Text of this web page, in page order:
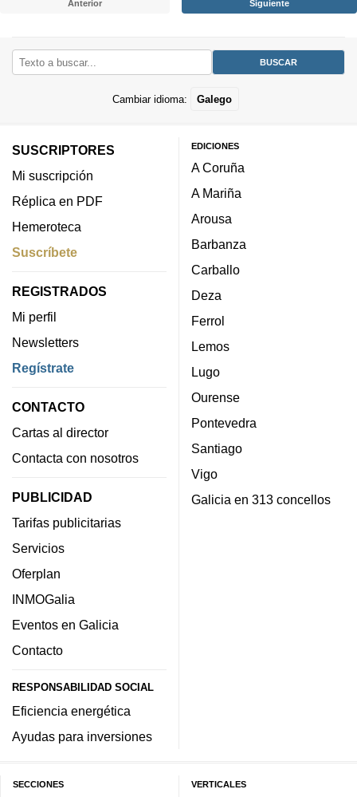
Anterior Siguiente
Cambiar idioma: Galego
SUSCRIPTORES
Mi suscripción
Réplica en PDF
Hemeroteca
Suscríbete
REGISTRADOS
Mi perfil
Newsletters
Regístrate
CONTACTO
Cartas al director
Contacta con nosotros
PUBLICIDAD
Tarifas publicitarias
Servicios
Oferplan
INMOGalia
Eventos en Galicia
Contacto
RESPONSABILIDAD SOCIAL
Eficiencia energética
Ayudas para inversiones
EDICIONES
A Coruña
A Mariña
Arousa
Barbanza
Carballo
Deza
Ferrol
Lemos
Lugo
Ourense
Pontevedra
Santiago
Vigo
Galicia en 313 concellos
SECCIONES VERTICALES